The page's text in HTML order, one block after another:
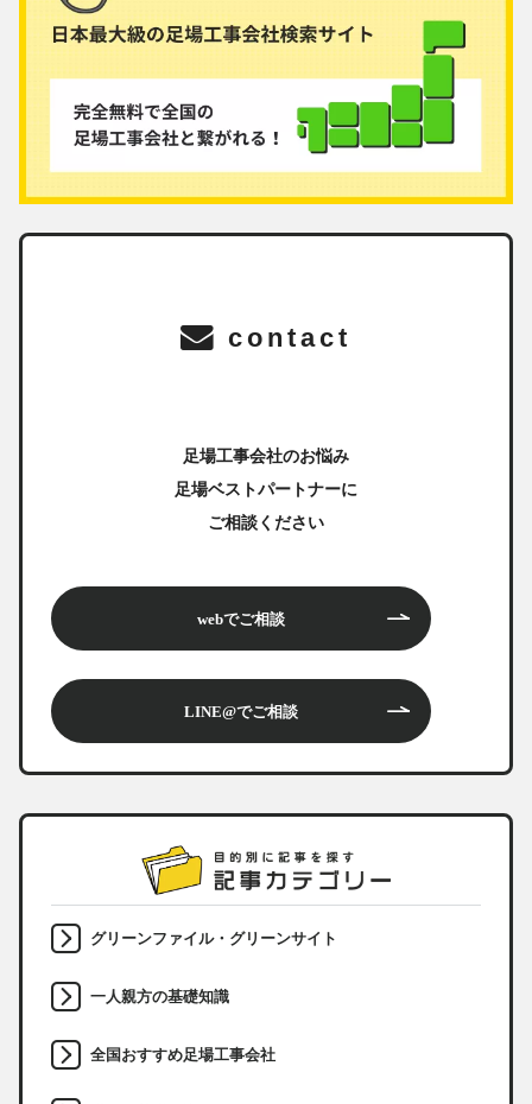
contact
足場工事会社のお悩み
足場ベストパートナーに
ご相談ください
webでご相談
LINE@でご相談
グリーンファイル・グリーンサイト
一人親方の基礎知識
全国おすすめ足場工事会社